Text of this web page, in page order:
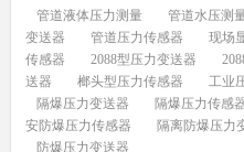
管道液体压力测量 管道水压测
变送器
管道压力传感器 现场
传感器
2088型压力变送器
送器
榔头型压力传感器 工业
隔爆压力变送器
隔爆压力传感
安防爆压力传感器
隔离防爆压力
防爆压力变送器